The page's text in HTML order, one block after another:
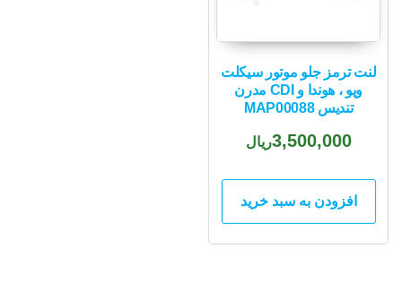
لنت ترمز جلو موتور سیکلت
ویو ، هوندا و CDI مدرن
تندیس MAP00088
3,500,000ریال
افزودن به سبد خرید